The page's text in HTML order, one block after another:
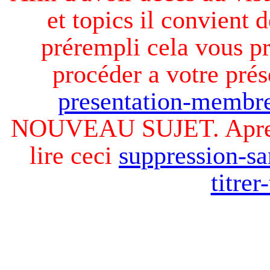
et topics il convient
prérempli cela vous
procéder a votre
presentation-
NOUVEAU SUJET.
lire ceci suppression-